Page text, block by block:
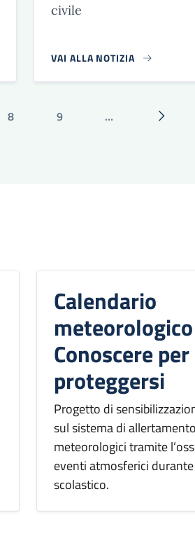
civile
VAI ALLA NOTIZIA
Pagina
8 Pagina
9 … Pagina
Calendario
Conoscere per
proteggersi
Progetto di
sul sistema di
meteorologici tramite
eventi atmosferici
scolastico.